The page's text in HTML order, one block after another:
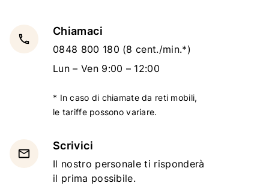
local_phone
Chiamaci
0848 800 180 (8 cent./min.*)
Lun – Ven 9:00 – 12:00
* In caso di chiamate da reti mobili,
le tariffe possono variare.
email
Scrivici
Il nostro personale ti risponderà
il prima possibile.